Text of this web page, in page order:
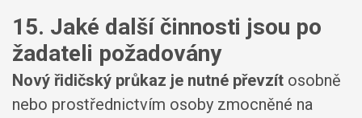
15. Jaké další činnosti jsou po
žadateli požadovány
Nový řidičský průkaz je nutné převzít osobně
nebo prostřednictvím osoby zmocněné na